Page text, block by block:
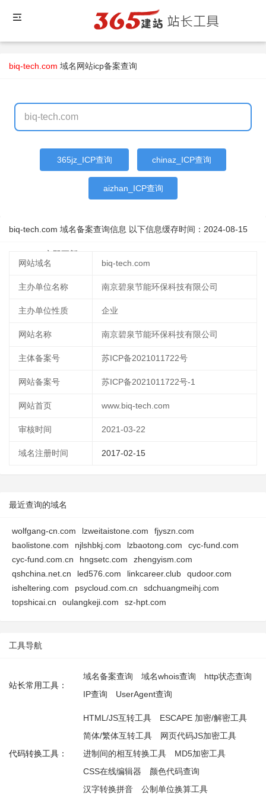
biq-tech.com 域名网站icp备案查询
365jz_ICP查询 chinaz_ICP查询
aizhan_ICP查询
biq-tech.com 域名备案查询信息 以下信息缓存时间： 2024-08-15
立即更新
网站域名
biq-tech.com
主办单位名称 南京碧泉节能环保科技有限公司
主办单位性质 企业
网站名称 南京碧泉节能环保科技有限公司
主体备案号 苏ICP备2021011722号
网站备案号 苏ICP备2021011722号-1
网站首页 www.biq-tech.com
审核时间 2021-03-22
域名注册时间 2017-02-15
最近查询的域名
wolfgang-cn.com lzweitaistone.com
fjyszn.com
baolistone.com
njlshbkj.com lzbaotong.com
cyc-fund.com
cyc-fund.com.cn
hngsetc.com
zhengyism.com
qshchina.net.cn
led576.com linkcareer.club
qudoor.com
isheltering.com
psycloud.com.cn
sdchuangmeihj.com
topshicai.cn
oulangkeji.com sz-hpt.com
工具导航
站长常用工具：
域名备案查询 域名whois查询
http状态查询
IP查询
UserAgent查询
代码转换工具：
HTML/JS互转工具
ESCAPE 加密/解密工具
简体/繁体互转工具
网页代码JS加密工具
进制间的相互转换工具
MD5加密工具
CSS在线编辑器
颜色代码查询
汉字转换拼音
公制单位换算工具